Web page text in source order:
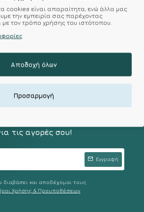
για Εσάς & Υφάσματα Υψηλής
Αντοχή
στο newsletter μας &
τις αγορές σου!
Εγγραφή
διαβάσει και αποδέχομαι τους
Χρήσης & Προυποθέσεων
cookies είναι απαραίτητα, ενώ άλλα μας
την εμπειρία σας παρέχοντας
με τον τρόπο χρήσης του ιστότοπου.
Αποδοχή όλων
Προσαρμογή